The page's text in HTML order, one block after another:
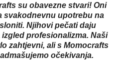
su obavezne stvari! Oni
svakodnevnu upotrebu na
Njihovi pečati daju
profesionalizma. Naši
zahtjevni, ali s Momocrafts
očekivanja.